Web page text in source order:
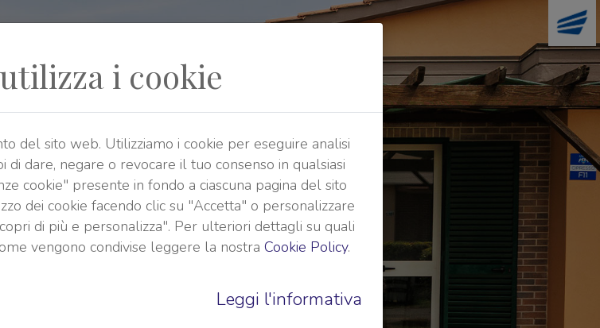
i cookie
del sito web. Utilizziamo i cookie per eseguire analisi
dare, negare o revocare il tuo consenso in qualsiasi
cookie" presente in fondo a ciascuna pagina del sito
dei cookie facendo clic su "Accetta" o personalizzare
di più e personalizza". Per ulteriori dettagli su quali
vengono condivise leggere la nostra Cookie Policy.
Leggi l'informativa